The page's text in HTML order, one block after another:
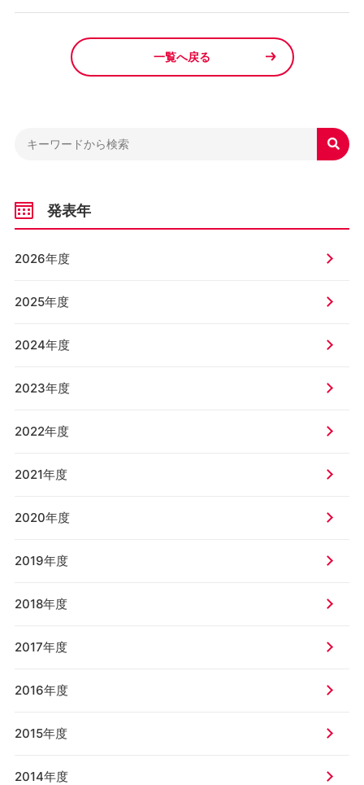
一覧へ戻る

発表年
2026年度
2025年度
2024年度
2023年度
2022年度
2021年度
2020年度
2019年度
2018年度
2017年度
2016年度
2015年度
2014年度